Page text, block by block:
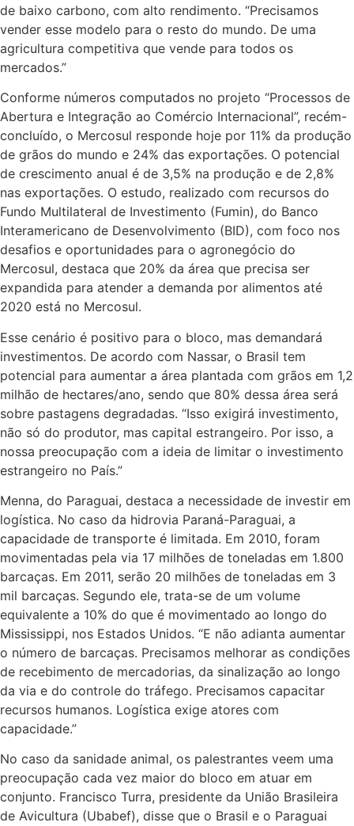
de baixo carbono, com alto rendimento. “Precisamos
vender esse modelo para o resto do mundo. De uma
agricultura competitiva que vende para todos os
mercados.”
Conforme números computados no projeto “Processos de
Abertura e Integração ao Comércio Internacional”, recém-
concluído, o Mercosul responde hoje por 11% da produção
de grãos do mundo e 24% das exportações. O potencial
de crescimento anual é de 3,5% na produção e de 2,8%
nas exportações. O estudo, realizado com recursos do
Fundo Multilateral de Investimento (Fumin), do Banco
Interamericano de Desenvolvimento (BID), com foco nos
desafios e oportunidades para o agronegócio do
Mercosul, destaca que 20% da área que precisa ser
expandida para atender a demanda por alimentos até
2020 está no Mercosul.
Esse cenário é positivo para o bloco, mas demandará
investimentos. De acordo com Nassar, o Brasil tem
potencial para aumentar a área plantada com grãos em 1,2
milhão de hectares/ano, sendo que 80% dessa área será
sobre pastagens degradadas. “Isso exigirá investimento,
não só do produtor, mas capital estrangeiro. Por isso, a
nossa preocupação com a ideia de limitar o investimento
estrangeiro no País.”
Menna, do Paraguai, destaca a necessidade de investir em
logística. No caso da hidrovia Paraná-Paraguai, a
capacidade de transporte é limitada. Em 2010, foram
movimentadas pela via 17 milhões de toneladas em 1.800
barcaças. Em 2011, serão 20 milhões de toneladas em 3
mil barcaças. Segundo ele, trata-se de um volume
equivalente a 10% do que é movimentado ao longo do
Mississippi, nos Estados Unidos. “E não adianta aumentar
o número de barcaças. Precisamos melhorar as condições
de recebimento de mercadorias, da sinalização ao longo
da via e do controle do tráfego. Precisamos capacitar
recursos humanos. Logística exige atores com
capacidade.”
No caso da sanidade animal, os palestrantes veem uma
preocupação cada vez maior do bloco em atuar em
conjunto. Francisco Turra, presidente da União Brasileira
de Avicultura (Ubabef), disse que o Brasil e o Paraguai